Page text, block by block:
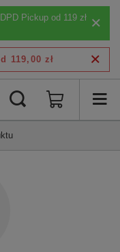
Pickup od 119 zł
119,00 zł